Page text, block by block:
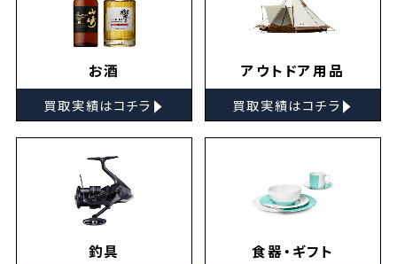
お酒
買取実績はコチラ ▸
アウトドア用品
買取実績はコチラ ▸
釣具 食器・ギフト